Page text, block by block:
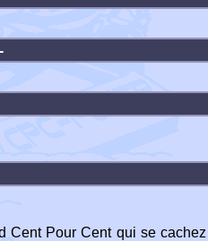
Pour Cent qui se